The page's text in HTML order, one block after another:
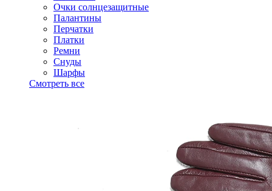
Очки солнцезащитные
Палантины
Перчатки
Платки
Ремни
Снуды
Шарфы
Смотреть все